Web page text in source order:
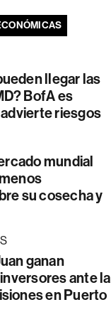
llegar las
BofA es
riesgos
mundial
su cosecha y
ganan
ante la
en Puerto